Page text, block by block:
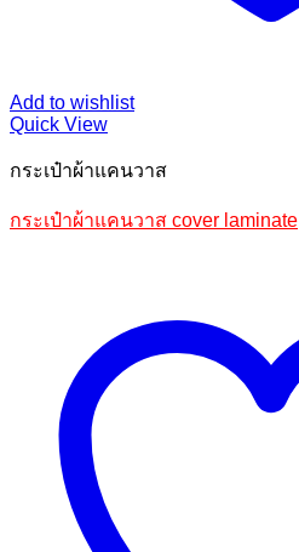
Add to wishlist
Quick View
กระเป๋าผ้าแคนวาส
กระเป๋าผ้าแคนวาส cover laminate